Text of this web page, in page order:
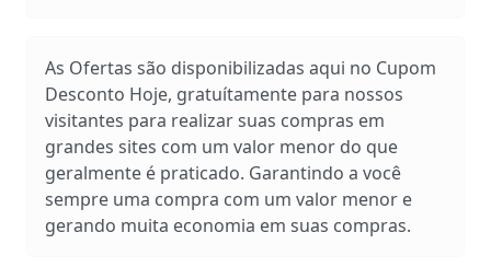
As Ofertas são disponibilizadas aqui no Cupom
Desconto Hoje, gratuítamente para nossos
visitantes para realizar suas compras em
grandes sites com um valor menor do que
geralmente é praticado. Garantindo a você
sempre uma compra com um valor menor e
gerando muita economia em suas compras.